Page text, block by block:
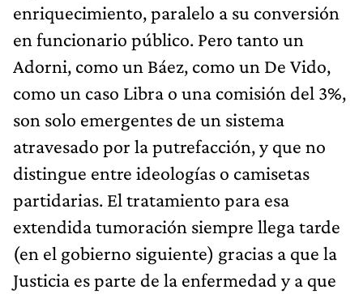
enriquecimiento, paralelo a su conversión
en funcionario público. Pero tanto un
Adorni, como un Báez, como un De Vido,
como un caso Libra o una comisión del 3%,
son solo emergentes de un sistema
atravesado por la putrefacción, y que no
distingue entre ideologías o camisetas
partidarias. El tratamiento para esa
extendida tumoración siempre llega tarde
(en el gobierno siguiente) gracias a que la
Justicia es parte de la enfermedad y a que